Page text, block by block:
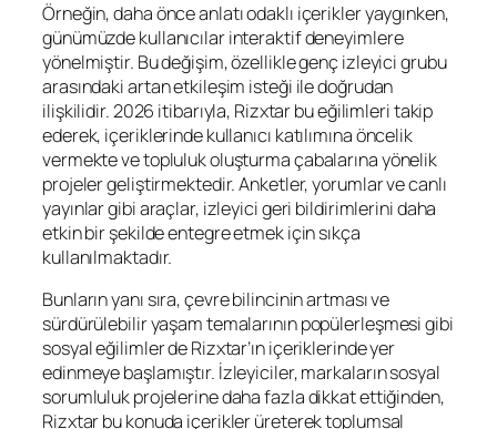
Örneğin, daha önce anlatı odaklı içerikler yaygınken,
günümüzde kullanıcılar interaktif deneyimlere
yönelmiştir. Bu değişim, özellikle genç izleyici grubu
arasındaki artan etkileşim isteği ile doğrudan
ilişkilidir. 2026 itibarıyla, Rizxtar bu eğilimleri takip
ederek, içeriklerinde kullanıcı katılımına öncelik
vermekte ve topluluk oluşturma çabalarına yönelik
projeler geliştirmektedir. Anketler, yorumlar ve canlı
yayınlar gibi araçlar, izleyici geri bildirimlerini daha
etkin bir şekilde entegre etmek için sıkça
kullanılmaktadır.
Bunların yanı sıra, çevre bilincinin artması ve
sürdürülebilir yaşam temalarının popülerleşmesi gibi
sosyal eğilimler de Rizxtar’ın içeriklerinde yer
edinmeye başlamıştır. İzleyiciler, markaların sosyal
sorumluluk projelerine daha fazla dikkat ettiğinden,
Rizxtar bu konuda içerikler üreterek toplumsal